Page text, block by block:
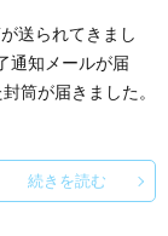
送られてきまし
通知メールが届
筒が届きました。
続きを読む